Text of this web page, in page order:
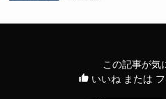
この記事が気
いいね または